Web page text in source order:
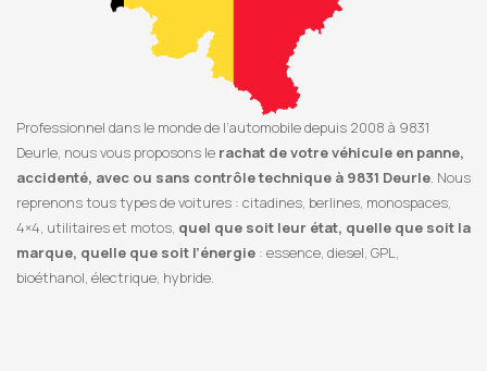
Professionnel dans le monde de l’automobile depuis 2008 à 9831
Deurle, nous vous proposons le rachat de votre véhicule en panne,
accidenté, avec ou sans contrôle technique à 9831 Deurle. Nous
reprenons tous types de voitures : citadines, berlines, monospaces,
4×4, utilitaires et motos, quel que soit leur état, quelle que soit la
marque, quelle que soit l’énergie : essence, diesel, GPL,
bioéthanol, électrique, hybride.